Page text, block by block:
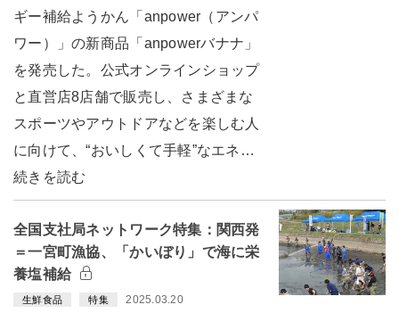
ギー補給ようかん「anpower（アンパ
ワー）」の新商品「anpowerバナナ」
を発売した。公式オンラインショップ
と直営店8店舗で販売し、さまざまな
スポーツやアウトドアなどを楽しむ人
に向けて、“おいしくて手軽”なエネ…
続きを読む
全国支社局ネットワーク特集：関西発
＝一宮町漁協、「かいぼり」で海に栄
養塩補給
生鮮食品 特集 2025.03.20